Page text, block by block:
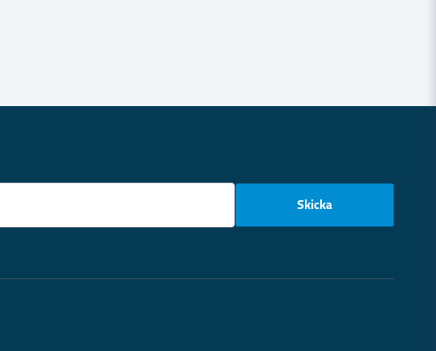
email
Skicka